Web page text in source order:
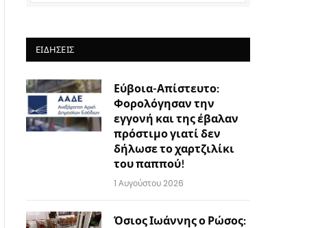
ΕΙΔΉΣΕΙΣ
Εύβοια-Απίστευτο:
Φορολόγησαν την
εγγονή και της έβαλαν
πρόστιμο γιατί δεν
δήλωσε το χαρτζιλίκι
του παππού!
1 Αυγούστου 2026
Όσιος Ιωάννης ο Ρώσος: